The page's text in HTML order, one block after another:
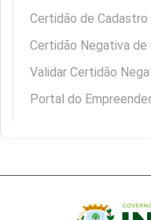
Certidão de Cadastro
Certidão Negativa de
Validar Certidão
Portal do